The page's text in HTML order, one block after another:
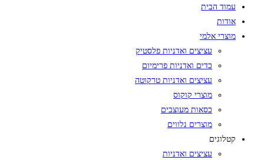
עמוד הבית
אודות
מוצרי אלמי
עציצים ואדניות פלסטיק
כדים ואדניות פרימיום
עציצים ואדניות טרקוטה
מוצרי קוקוס
כסאות מעוצבים
מוצרים נלווים
קטלוגים
עציצים ואדניות